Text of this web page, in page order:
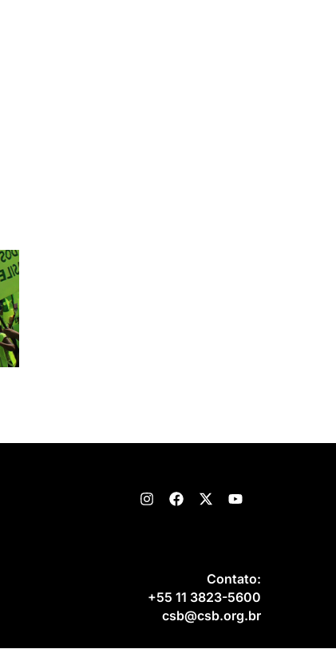
Contato:
+55 11 3823-5600
csb@csb.org.br